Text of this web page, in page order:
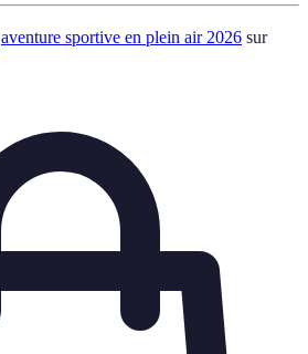
aventure sportive en plein air 2026 sur